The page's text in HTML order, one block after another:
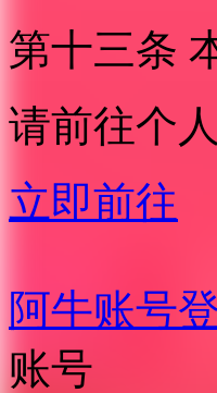
第十三条
请前往个
立即前往
阿牛账号
账号